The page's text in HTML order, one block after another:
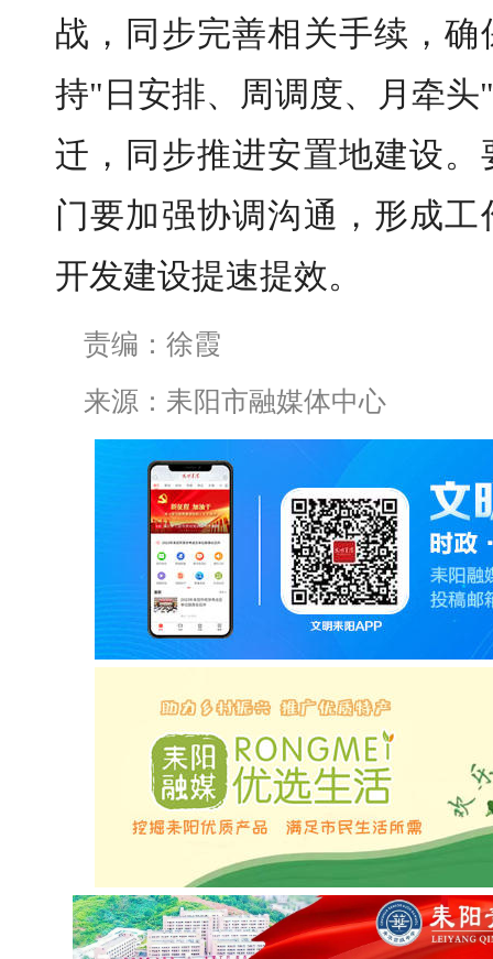
战，同步完善相关手续，
持"日安排、周调度、月牵
迁，同步推进安置地建设
门要加强协调沟通，形成
开发建设提速提效。
责编：徐霞
来源：耒阳市融媒体中心